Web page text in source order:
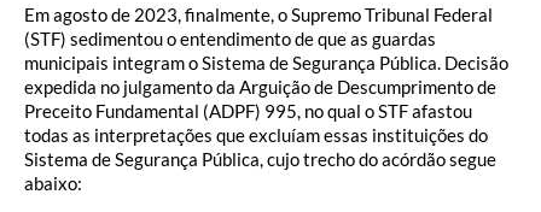
Em agosto de 2023, finalmente, o Supremo Tribunal Federal
(STF) sedimentou o entendimento de que as guardas
municipais integram o Sistema de Segurança Pública. Decisão
expedida no julgamento da Arguição de Descumprimento de
Preceito Fundamental (ADPF) 995, no qual o STF afastou
todas as interpretações que excluíam essas instituições do
Sistema de Segurança Pública, cujo trecho do acórdão segue
abaixo: